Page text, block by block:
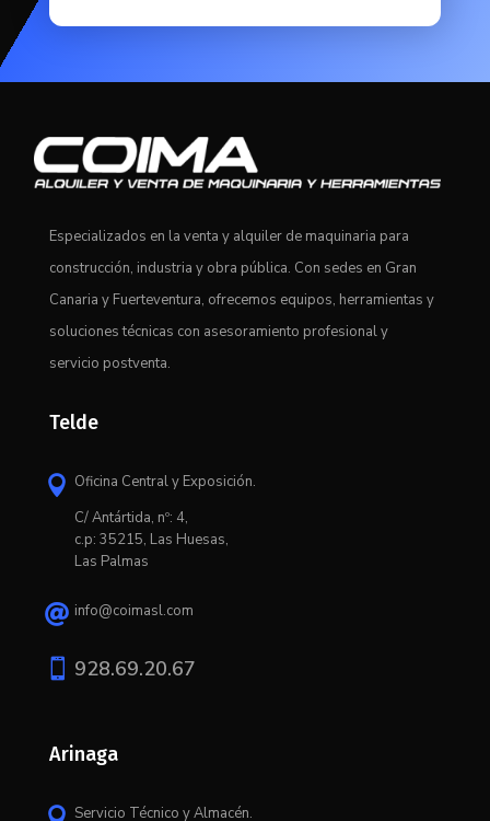
Especializados en la venta y alquiler de maquinaria para
construcción, industria y obra pública. Con sedes en Gran
Canaria y Fuerteventura, ofrecemos equipos, herramientas y
soluciones técnicas con asesoramiento profesional y
servicio postventa.
Telde
 Oficina Central y Exposición.
C/ Antártida, nº: 4,
c.p: 35215, Las Huesas,
Las Palmas
 info@coimasl.com
 928.69.20.67
Arinaga
Servicio Técnico y Almacén.